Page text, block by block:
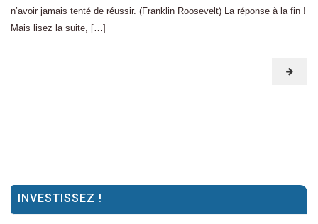
n’avoir jamais tenté de réussir. (Franklin Roosevelt) La réponse à la fin !
Mais lisez la suite, […]
INVESTISSEZ !